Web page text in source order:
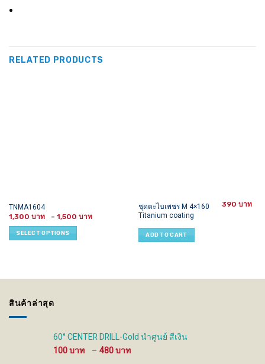
RELATED PRODUCTS
TNMA1604
1,300 – 1,500
SELECT OPTIONS
This
product
has
multiple
chosen
on
ชุดตะไบเพชร M 4×160
Titanium coating
390
ADD TO CART
สินค้าล่าสุด
60° CENTER DRILL-Gold นำศูนย์ สีเงิน
100
– 480